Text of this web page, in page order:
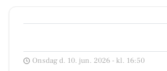
Onsdag d. 10. jun. 2026 - kl. 16:50